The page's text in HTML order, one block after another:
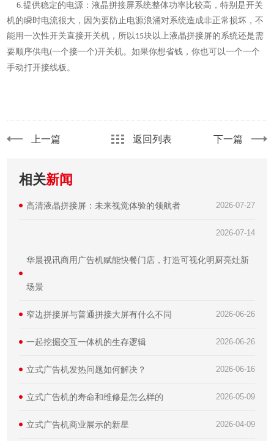
6.提供稳定的电源：液晶拼接屏系统整体功率比较高，特别是开关
机的瞬时电流很大，因为要防止电源浪涌对系统造成非正常损坏，不
能用一次性开关直接开关机，所以15块以上液晶拼接屏的系统还是需
要顺序供电(一个接一个)开关机。如果你想省钱，你也可以一个一个
手动打开接线板。
上一篇 返回列表 下一篇
相关新闻
2026-07-27
高清液晶拼接屏：未来视觉体验的领航者
2026-07-14
华晨视讯商用广告机赋能快餐门店，打造可视化明厨亮灶新
场景
2026-06-26
窄边拼接屏与普通拼接大屏有什么不同
2026-06-26
一起挖掘交互一体机的生存逻辑
2026-06-16
立式广告机发热问题如何解决？
2026-05-09
立式广告机的寿命和维修是怎么样的
2026-04-09
​立式广告机商业展示的新星